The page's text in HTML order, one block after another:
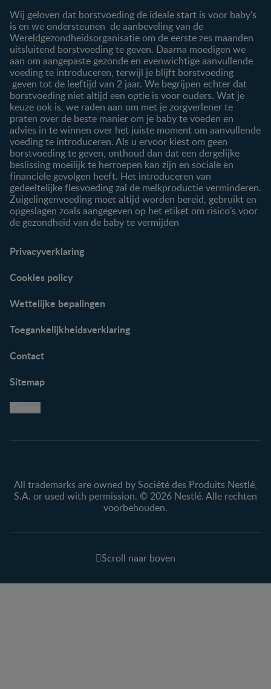
Over ons
Contact
Inloggen / inschrijven
Producten
Onze producten
Wij geloven dat borstvoeding de ideale start is voor baby's
is en we ondersteunen de aanbeveling van de
Wereldgezondheidsorganisatie om de eerste zes maanden
uitsluitend borstvoeding te geven. Daarna moedigen we
aan om aangepaste gezonde en evenwichtige aanvullende
voeding te introduceren, terwijl je blijft borstvoeding
geven tot de leeftijd van 2 jaar. We begrijpen echter dat
borstvoeding niet altijd een optie is voor ouders. Wat je
keuze ook is, we raden aan om met je zorgverlener te
praten over de beste manier om je baby te voeden en
advies in te winnen over het juiste moment om aanvullende
voeding te introduceren. Als u ervoor kiest om geen
borstvoeding te geven, onthoud dan dat een dergelijke
beslissing moeilijk te herroepen kan zijn en sociale en
financiële gevolgen heeft. Het introduceren van
gedeeltelijke flesvoeding zal de melkproductie verminderen.
Zuigelingenvoeding moet altijd worden bereid, gebruikt en
opgeslagen zoals aangegeven op het etiket om risico's voor
de gezondheid van de baby te vermijden
Privacyverklaring
Cookies policy
Wettelijke bepalingen
Toegankelijkheidsverklaring
Contact
Sitemap
All trademarks are owned by Société des Produits Nestlé,
S.A. or used with permission. © 2026 Nestlé. Alle rechten
voorbehouden.
Scroll naar boven